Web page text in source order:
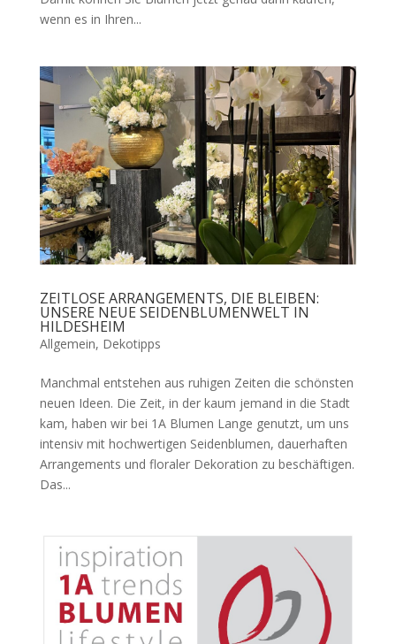
wenn es in Ihren...
ZEITLOSE ARRANGEMENTS, DIE BLEIBEN:
UNSERE NEUE SEIDENBLUMENWELT IN
HILDESHEIM
Allgemein, Dekotipps
Manchmal entstehen aus ruhigen Zeiten die schönsten
neuen Ideen. Die Zeit, in der kaum jemand in die Stadt
kam, haben wir bei 1A Blumen Lange genutzt, um uns
intensiv mit hochwertigen Seidenblumen, dauerhaften
Arrangements und floraler Dekoration zu beschäftigen.
Das...